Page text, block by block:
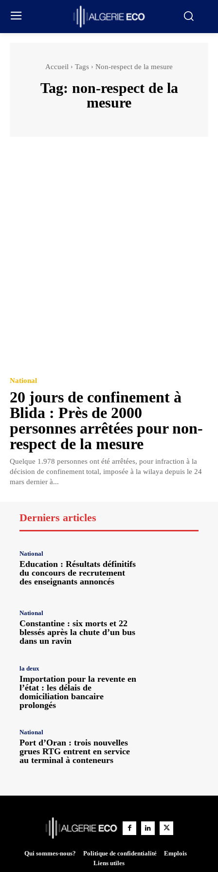
Accueil Tags Non-respect de la mesure
Tag: non-respect de la
mesure
National
20 jours de confinement à
Blida : Près de 2000
personnes arrêtées pour non-
respect de la mesure
Quelque 1.978 personnes ont été arrêtées, pour infraction à la
décision de confinement total, imposée à la wilaya depuis le 24
mars dernier à...
Derniers articles
National
Education : Résultats définitifs
du concours de recrutement
des enseignants annoncés
National
Constantine : six morts et 22
blessés après la chute d’un bus
dans un ravin
la deux
Importation pour la revente en
l’état : les délais de
domiciliation bancaire
prolongés
National
Port d’Oran : trois nouvelles
grues RTG entrent en service
au terminal à conteneurs
Qui sommes-nous? Politique de confidentialité
Emplois
Liens utiles